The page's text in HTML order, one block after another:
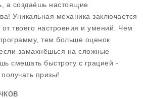
а создаёшь настоящие
Уникальная механика заключается
от твоего настроения и умений. Чем
тем больше оценок
замахнёшься на сложные
смешать быстроту с грацией -
получать призы!